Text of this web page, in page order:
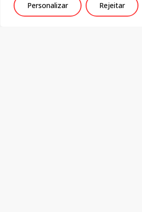
Personalizar Rejeitar